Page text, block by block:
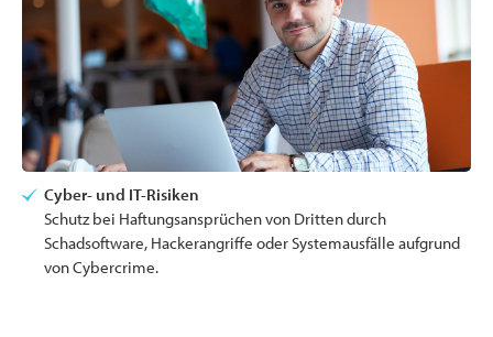
Cyber- und IT-Risiken
Schutz bei Haftungsansprüchen von Dritten durch
Schadsoftware, Hackerangriffe oder Systemausfälle aufgrund
von Cybercrime.